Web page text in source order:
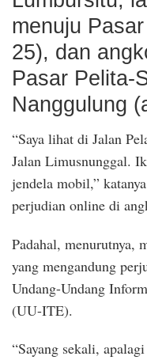
menuju
25), dan
Pasar Pelita-
Nanggulung
“Saya lihat di Jalan
Jalan Limusnunggal.
jendela mobil,”
perjudian online di
Padahal, menurutnya,
yang mengandung
Undang-Undang
(UU-ITE).
“Sayang sekali,